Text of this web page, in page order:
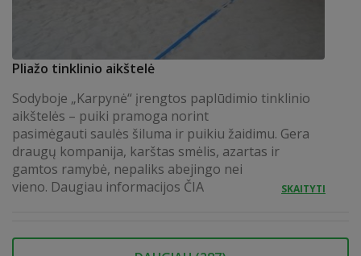
Pliažo tinklinio aikštelė
Sodyboje „Karpynė“ įrengtos paplūdimio tinklinio
aikštelės – puiki pramoga norint
pasimėgauti saulės šiluma ir puikiu žaidimu. Gera
draugų kompanija, karštas smėlis, azartas ir
gamtos ramybė, nepaliks abejingo nei
vieno. Daugiau informacijos ČIA
SKAITYTI